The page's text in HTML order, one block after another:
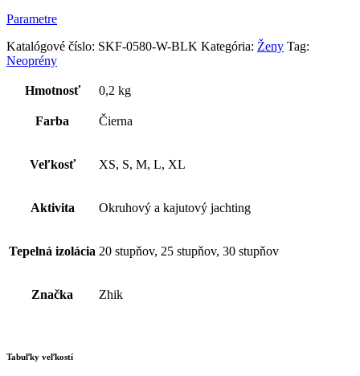
Parametre
Katalógové číslo: SKF-0580-W-BLK Kategória: Ženy Tag:
Neoprény
Hmotnosť 0,2 kg
Farba Čierna
Veľkosť XS, S, M, L, XL
Aktivita Okruhový a kajutový jachting
Tepelná izolácia 20 stupňov, 25 stupňov, 30 stupňov
Značka Zhik
Tabuľky veľkostí